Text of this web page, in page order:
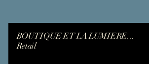
BOUTIQUE ET LA LUMIERE...
Retail